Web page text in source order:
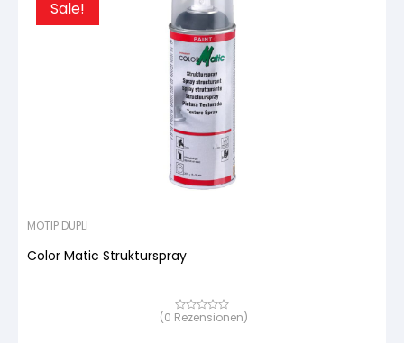
Sale!
MOTIP DUPLI
Color Matic Strukturspray
Bewertet
(0 Rezensionen)